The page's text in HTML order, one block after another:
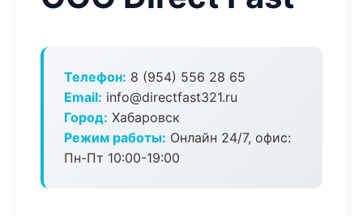
Телефон: 8 (954) 556 28 65
Email: info@directfast321.ru
Город: Хабаровск
Режим работы: Онлайн 24/7, офис:
Пн-Пт 10:00-19:00